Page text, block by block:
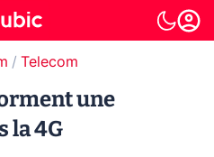
Telecom
une
la 4G